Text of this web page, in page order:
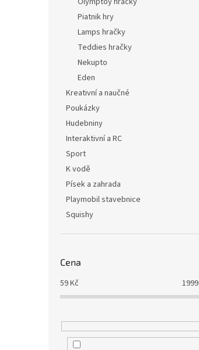
Piatnik hry
Lamps hračky
Teddies hračky
Nekupto
Eden
Kreativní a naučné
Poukázky
Hudebniny
Interaktivní a RC
Sport
K vodě
Písek a zahrada
Playmobil stavebnice
Squishy
Cena
59Kč 1999